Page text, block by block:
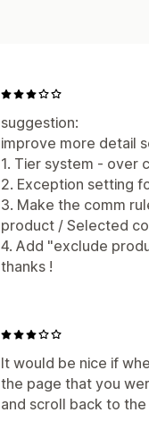
suggestion:
improve more detail
1. Tier system - over
2. Exception setting
3. Make the comm
product / Selected
4. Add "exclude
thanks !
It would be nice if
the page that you
and scroll back to